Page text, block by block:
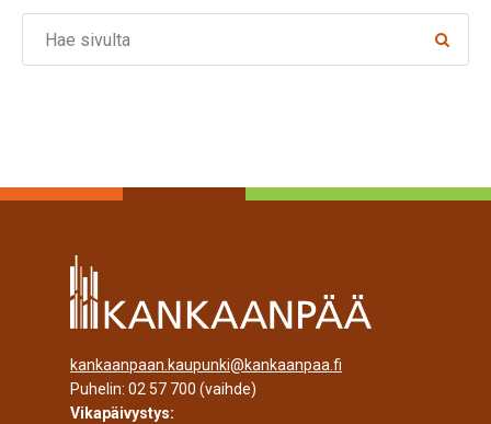
kankaanpaan.kaupunki@kankaanpaa.fi
Puhelin: 02 57 700 (vaihde)
Vikapäivystys: